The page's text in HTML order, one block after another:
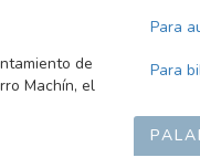
de
Machín, el
Para
Para